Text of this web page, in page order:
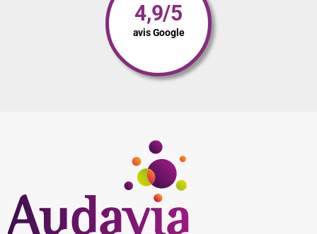
4,9/5
avis Google